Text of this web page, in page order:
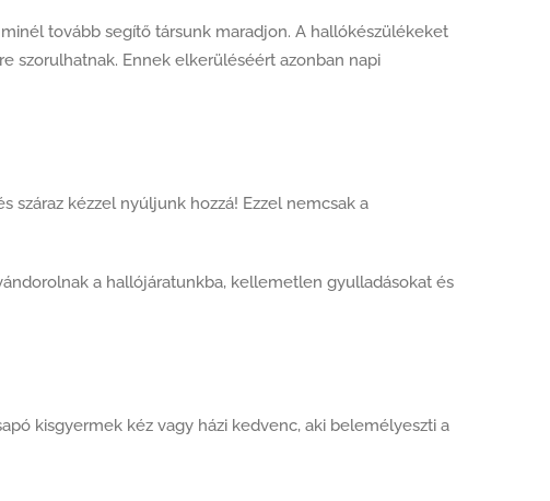
tovább segítő társunk maradjon. A hallókészülékeket
szorulhatnak. Ennek elkerüléséért azonban napi
kézzel nyúljunk hozzá! Ezzel nemcsak a
a hallójáratunkba, kellemetlen gyulladásokat és
kisgyermek kéz vagy házi kedvenc, aki belemélyeszti a